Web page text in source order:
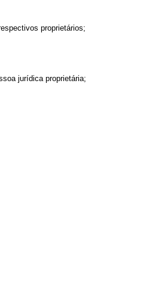
proprietários;
jurídica proprietária;